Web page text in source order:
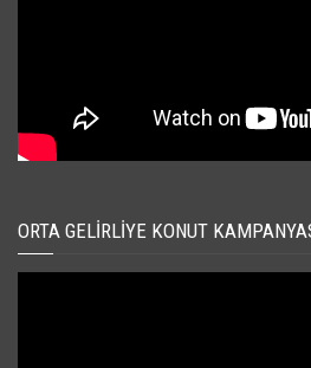
ORTA GELIRLIYE KONUT